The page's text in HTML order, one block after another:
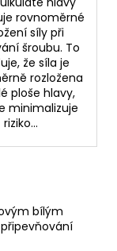
rovnoměrné
síly při
šroubu. To
že síla je
rozložena
ploše hlavy,
minimalizuje
riziko...
bílým